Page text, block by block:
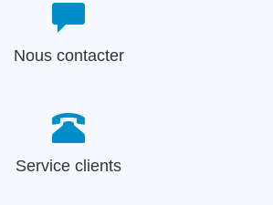
Nous contacter
Service clients